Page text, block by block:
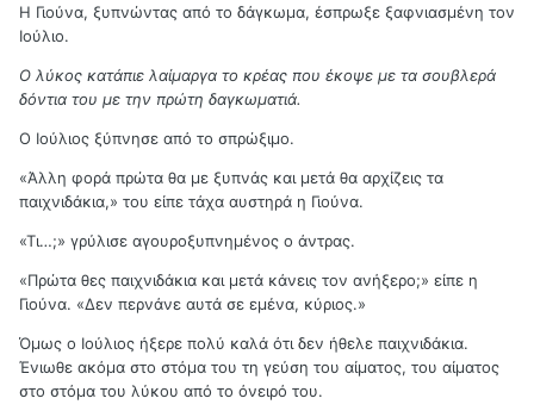
Η Γιούνα, ξυπνώντας από το δάγκωμα, έσπρωξε ξαφνιασμένη τον
Ιούλιο.
Ο λύκος κατάπιε λαίμαργα το κρέας που έκοψε με τα σουβλερά
δόντια του με την πρώτη δαγκωματιά.
Ο Ιούλιος ξύπνησε από το σπρώξιμο.
«Άλλη φορά πρώτα θα με ξυπνάς και μετά θα αρχίζεις τα
παιχνιδάκια,» του είπε τάχα αυστηρά η Γιούνα.
«Τι…;» γρύλισε αγουροξυπνημένος ο άντρας.
«Πρώτα θες παιχνιδάκια και μετά κάνεις τον ανήξερο;» είπε η
Γιούνα. «Δεν περνάνε αυτά σε εμένα, κύριος.»
Όμως ο Ιούλιος ήξερε πολύ καλά ότι δεν ήθελε παιχνιδάκια.
Ένιωθε ακόμα στο στόμα του τη γεύση του αίματος, του αίματος
στο στόμα του λύκου από το όνειρό του.